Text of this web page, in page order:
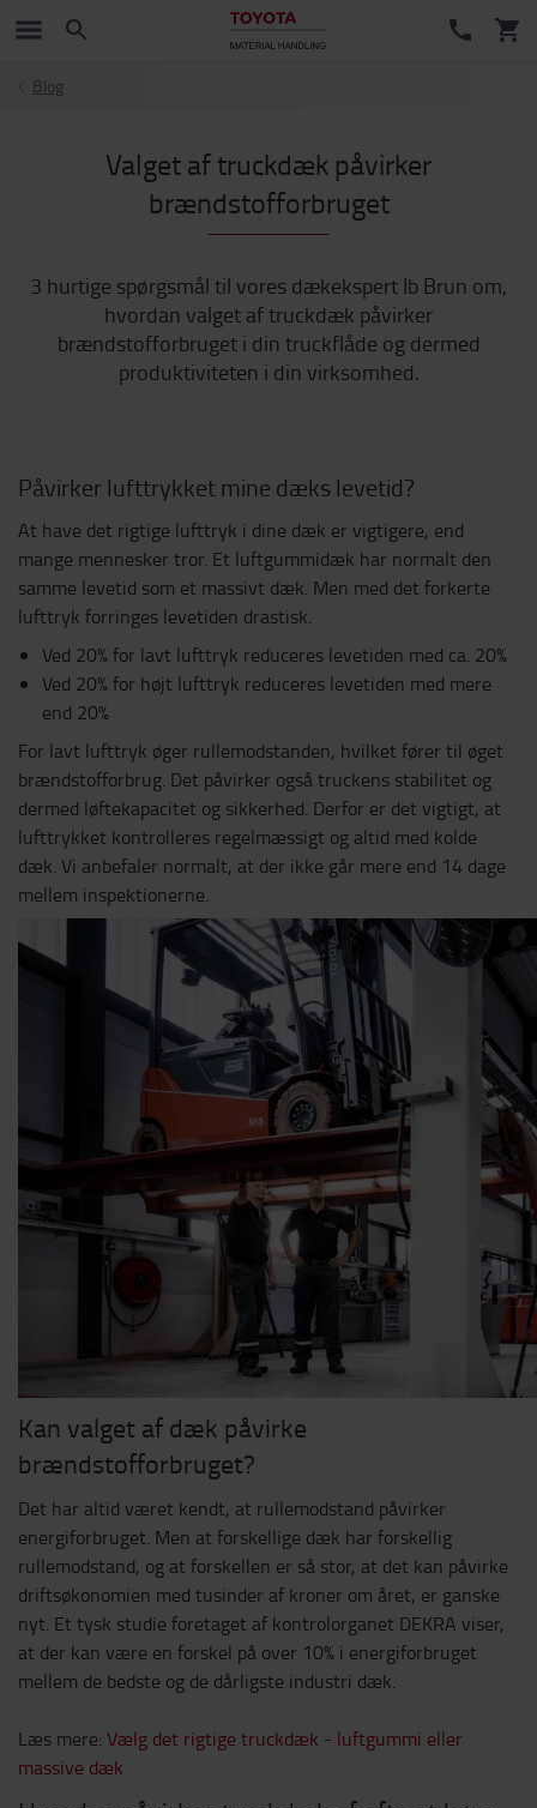
Blog
Valget af truckdæk påvirker
brændstofforbruget
3 hurtige spørgsmål til vores dækekspert Ib Brun om,
hvordan valget af truckdæk påvirker
brændstofforbruget i din truckflåde og dermed
produktiviteten i din virksomhed.
Påvirker lufttrykket mine dæks levetid?
At have det rigtige lufttryk i dine dæk er vigtigere, end
mange mennesker tror. Et luftgummidæk har normalt den
samme levetid som et massivt dæk. Men med det forkerte
lufttryk forringes levetiden drastisk.
Ved 20% for lavt lufttryk reduceres levetiden med ca. 20%
Ved 20% for højt lufttryk reduceres levetiden med mere
end 20%
For lavt lufttryk øger rullemodstanden, hvilket fører til øget
brændstofforbrug. Det påvirker også truckens stabilitet og
dermed løftekapacitet og sikkerhed. Derfor er det vigtigt, at
lufttrykket kontrolleres regelmæssigt og altid med kolde
dæk. Vi anbefaler normalt, at der ikke går mere end 14 dage
mellem inspektionerne.
Kan valget af dæk påvirke
brændstofforbruget?
Det har altid været kendt, at rullemodstand påvirker
energiforbruget. Men at forskellige dæk har forskellig
rullemodstand, og at forskellen er så stor, at det kan påvirke
driftsøkonomien med tusinder af kroner om året, er ganske
nyt. Et tysk studie foretaget af kontrolorganet DEKRA viser,
at der kan være en forskel på over 10% i energiforbruget
mellem de bedste og de dårligste industri dæk.
Læs mere: Vælg det rigtige truckdæk - luftgummi eller
massive dæk